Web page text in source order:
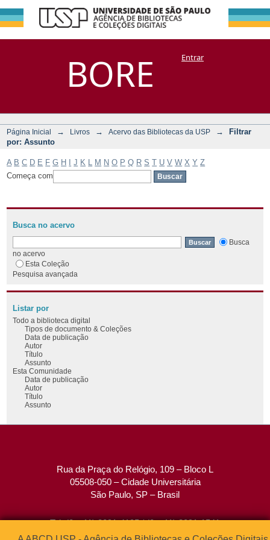
BORE
Filtrar por:
Assunto
DSpace/Manakin + CoriscoEntrar
Página Inicial → Livros → Acervo das Bibliotecas da USP →
Filtrar
por: Assunto
A B C D E F G H J K M N O P Q R S T U V W X Y Z
Começa com
Busca no acervo
Busca
no acervo
Esta Coleção
Pesquisa avançada
Listar por
Todo a biblioteca digital
Tipos de documento & Coleções
Data de publicação
Autor
Título
Assunto
Esta Comunidade
Data de publicação
Autor
Título
Assunto
Rua da Praça do Relógio, 109 – Bloco L
05508-050 – Cidade Universitária
São Paulo, SP – Brasil
Tel: (0xx11) 3091-4195 / (0xx11) 3091-1541
Fax: (0xx11) 3091-1567